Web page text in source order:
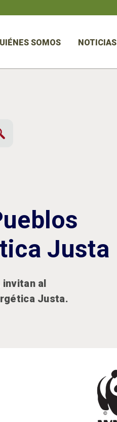
SOMOS NOTICIAS
Justa
invitan al
Justa.